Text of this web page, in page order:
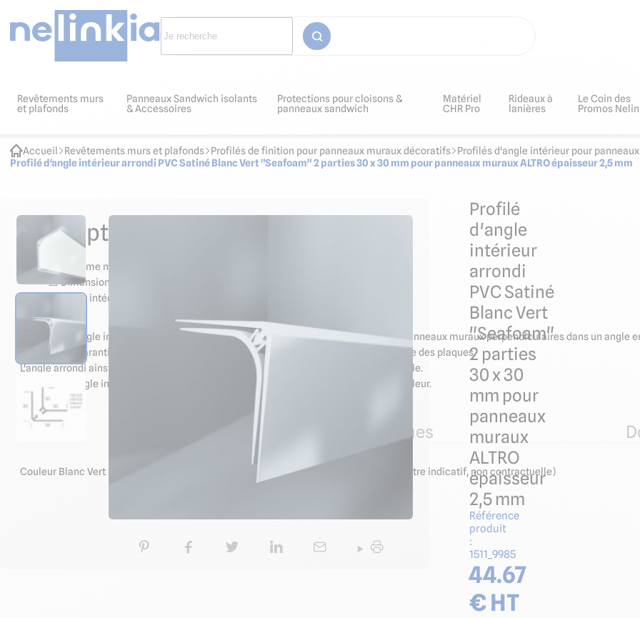
Revêtements murs
et plafonds
Panneaux Sandwich isolants
& Accessoires
Protections pour cloisons &
panneaux sandwich
Matériel
CHR Pro
Rideaux à
lanières
Le Coin des
Promos
Accueil Revêtements murs et plafonds Profilés de finition pour panneaux muraux décoratifs
Profilés d'angle intérieur pour
Profilé d'angle intérieur arrondi PVC Satiné Blanc Vert "Seafoam" 2 parties 30 x 30 mm pour panneaux muraux ALTRO épaisseur 2,5 mm
Profilé
d'angle
intérieur
arrondi
PVC Satiné
Blanc Vert
"Seafoam"
2 parties
30 x 30
mm pour
panneaux
muraux
ALTRO
épaisseur
2,5 mm
Référence
produit
:
1511_9985
44.67
€ HT
Descriptif et normes produit
🔩 Système mâle-femelle pour un montage sécurisé et fiable
📐 Dimensions visibles 30 mm x 30 mm
🧼 Angle intérieur arrondi pour un nettoyage facilité
Ce profilé d'angle intérieur en 2 parties est idéal pour assurer la jonction entre deux panneaux muraux perpendiculaires dans un angle
Il permet de garantir l'étanchéité entre les plaques et de masquer les défauts de coupe des plaques.
L'angle arrondi ainsi obtenu permet un nettoyage facile en garantissant l'accès à l'angle.
Le profilé d'angle intérieur s'harmonise avec le panneau mural ALTRO de la même couleur.
Caractéristiques techniques
Couleur Blanc Vert "Seafoam" : proche couleur Blanc Lunaire #f4fefe (information à titre indicatif, non contractuelle)